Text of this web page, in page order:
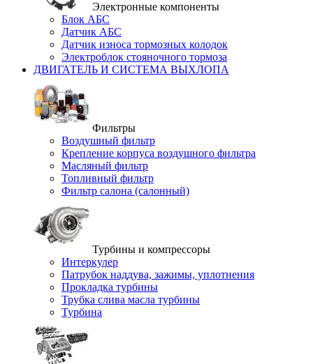
Электронные компоненты
Блок АБС
Датчик АБС
Датчик износа тормозных колодок
Электроблок стояночного тормоза
ДВИГАТЕЛЬ И СИСТЕМА ВЫХЛОПА
Фильтры
Воздушный фильтр
Крепление корпуса воздушного фильтра
Масляный фильтр
Топливный фильтр
Фильтр салона (салонный)
Турбины и компрессоры
Интеркулер
Патрубок наддува, зажимы, уплотнения
Прокладка турбины
Трубка слива масла турбины
Турбина